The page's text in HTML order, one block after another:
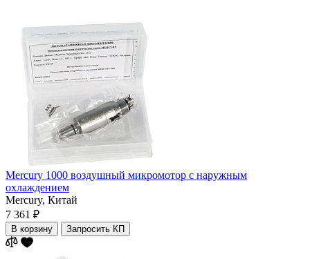
Mercury 1000 воздушный микромотор с наружным
охлаждением
Mercury, Китай
7 361 ₽
В корзину Запросить КП